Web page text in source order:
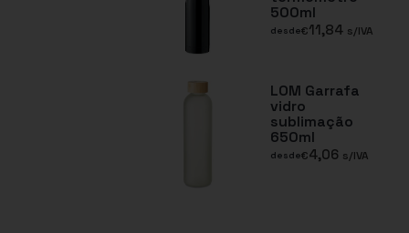
500ml
desde€11,84 s/IVA
LOM Garrafa
vidro
sublimação
650ml
desde€4,06 s/IVA